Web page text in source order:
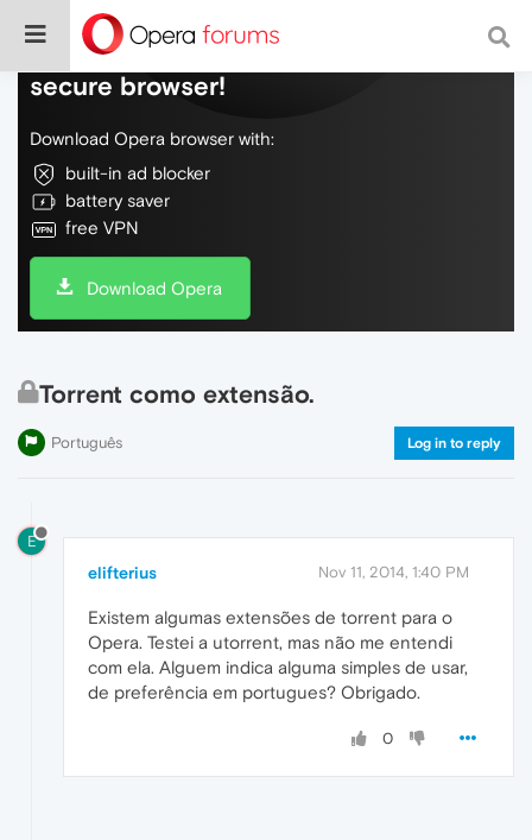
Do more on the web, with a fast and
secure browser!
Download Opera browser with:
built-in ad blocker
battery saver
free VPN
Download Opera
Torrent como extensão.
Português Log in to reply
E
elifterius Nov 11, 2014, 1:40 PM
Existem algumas extensões de torrent para o
Opera. Testei a utorrent, mas não me entendi
com ela. Alguem indica alguma simples de usar,
de preferência em portugues? Obrigado.
0